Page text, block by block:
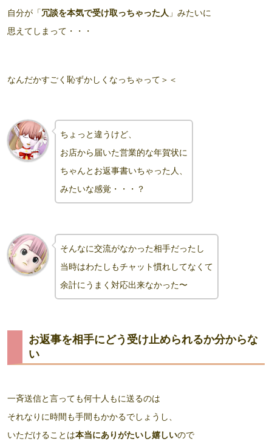
自分が「冗談を本気で受け取っちゃった人 」みたいに
思えてしまって・・・
なんだかすごく恥ずかしくなっちゃって＞＜
ちょっと違うけど、
お店から届いた営業的な年賀状に
ちゃんとお返事書いちゃった 人、
みたいな感覚・・・？
そんなに交流がなかった相手だったし
当時はわたしもチャット慣れしてなくて
余計にうまく対応出来なかった〜
お返事を相手にどう受け止められるか分からな
い
一斉送信と言っても何十人もに送るのは
それなりに時間も手間もかかるでしょうし、
いただけることは本当にありがたいし嬉しいので